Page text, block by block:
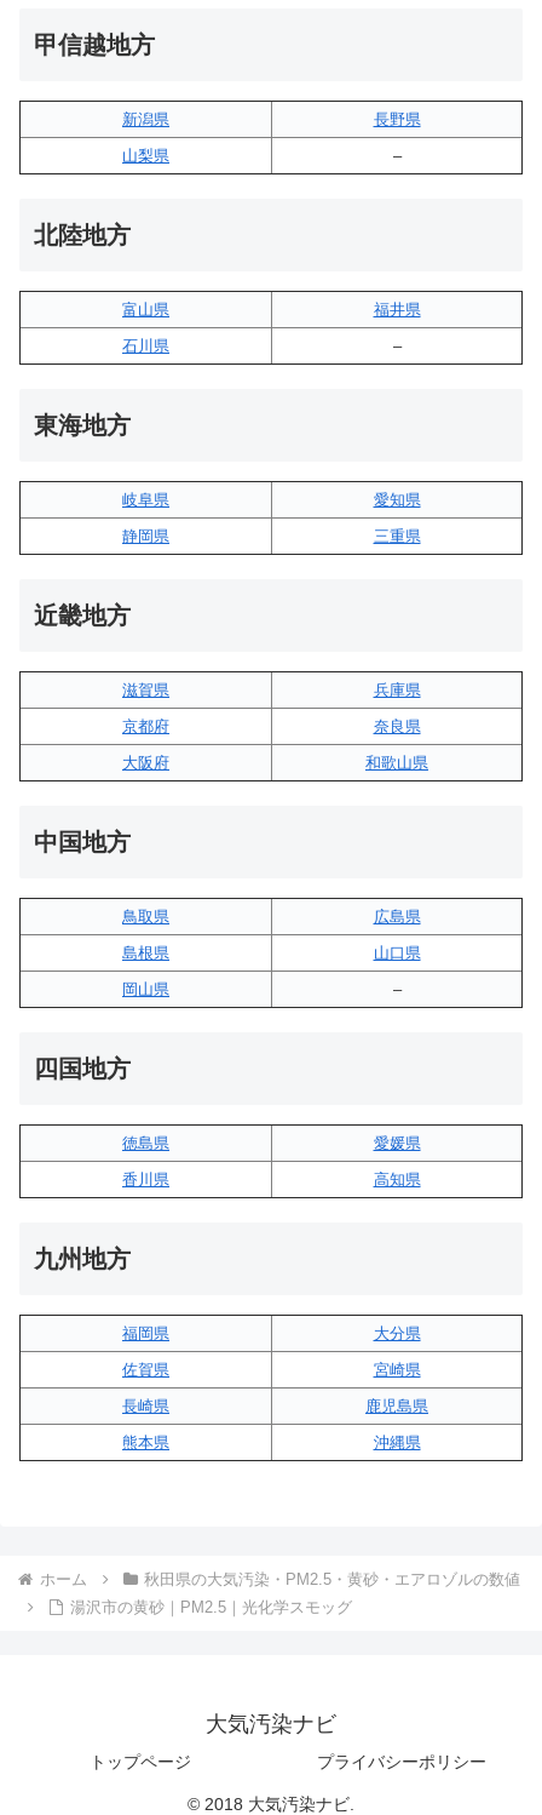
甲信越地方
新潟県
長野県
山梨県
–
北陸地方
富山県
福井県
石川県
–
東海地方
岐阜県
愛知県
静岡県
三重県
近畿地方
滋賀県
兵庫県
京都府
奈良県
大阪府
和歌山県
中国地方
鳥取県
広島県
島根県
山口県
岡山県
–
四国地方
徳島県
愛媛県
香川県
高知県
九州地方
福岡県
大分県
佐賀県
宮崎県
長崎県
鹿児島県
熊本県
沖縄県
ホーム
秋田県の大気汚染・PM2.5・黄砂・エアロゾルの数値
湯沢市の黄砂｜PM2.5｜光化学スモッグ
大気汚染ナビ
トップページ プライバシーポリシー
© 2018 大気汚染ナビ.